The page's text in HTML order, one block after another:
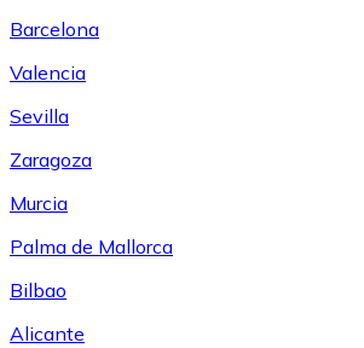
Barcelona
Valencia
Sevilla
Zaragoza
Murcia
Palma de Mallorca
Bilbao
Alicante